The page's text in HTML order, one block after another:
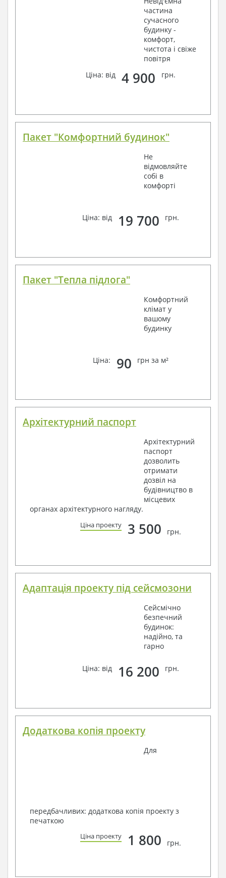
частина
сучасного
будинку -
комфорт,
чистота і свіже
повітря
Ціна: від
4 900 грн.
Пакет "Комфортний будинок"
Не
відмовляйте
собі в
комфорті
Ціна: від 19 700 грн.
Пакет "Тепла підлога"
Комфортний
клімат у
вашому
будинку
Ціна: 90 грн за м²
Архітектурний паспорт
Архітектурний
паспорт
дозволить
отримати
дозвіл на
будівництво в
місцевих
органах архітектурного нагляду.
Ціна проекту 3 500 грн.
Адаптація проекту під сейсмозони
Сейсмічно
безпечний
будинок:
надійно, та
гарно
Ціна: від 16 200 грн.
Додаткова копія проекту
Для
передбачливих: додаткова копія проекту з
печаткою
Ціна проекту 1 800 грн.